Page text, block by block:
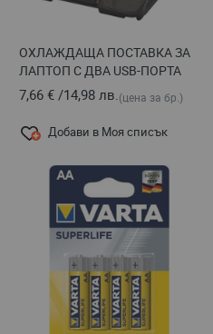
ОХЛАЖДАЩА ПОСТАВКА ЗА
ЛАПТОП С ДВА USB-ПОРТА
7,66 € /14,98 лв.(цена за бр.)
Добави в Моя списък